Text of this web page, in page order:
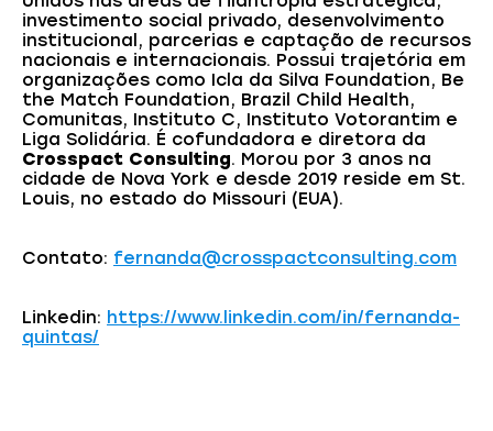
investimento social privado, desenvolvimento
institucional, parcerias e captação de recursos
nacionais e internacionais. Possui trajetória em
organizações como Icla da Silva Foundation, Be
the Match Foundation, Brazil Child Health,
Comunitas, Instituto C, Instituto Votorantim e
Liga Solidária. É cofundadora e diretora da
Crosspact Consulting. Morou por 3 anos na
cidade de Nova York e desde 2019 reside em St.
Louis, no estado do Missouri (EUA).
Contato: fernanda@crosspactconsulting.com
Linkedin: https://www.linkedin.com/in/fernanda-
quintas/